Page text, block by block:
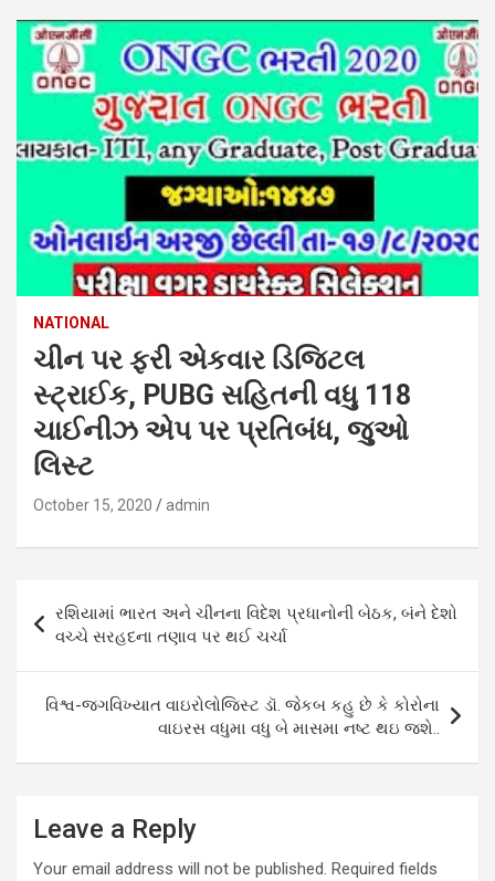
NATIONAL
ચીન પર ફરી એકવાર ડિજિટલ
સ્ટ્રાઈક, PUBG સહિતની વધુ 118
ચાઈનીઝ એપ પર પ્રતિબંધ, જુઓ
લિસ્ટ
October 15, 2020 admin
Post
navigation
રશિયામાં ભારત અને ચીનના વિદેશ પ્રધાનોની બેઠક, બંને દેશો
વચ્ચે સરહદના તણાવ પર થઈ ચર્ચા
વિશ્વ-જગવિખ્યાત વાઇરોલોજિસ્ટ ડૉ. જેકબ કહુ છે કે કોરોના
વાઇરસ વધુમા વધુ બે માસમા નષ્ટ થઇ જશે..
Leave a Reply
Your email address will not be published. Required fields